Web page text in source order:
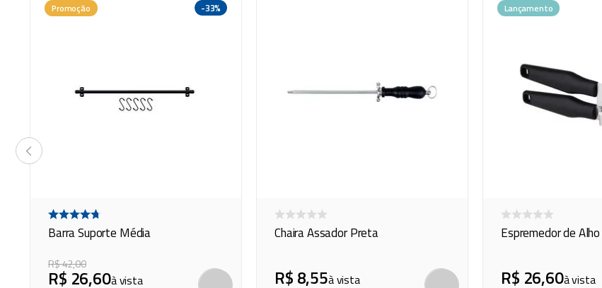
-33%
Promoção
Barra Suporte Média
R$42,00
R$ 26,60à vista
Chaira Assador Preta
R$ 8,55à vista
Lançamento
Espremedor de Alho
R$ 26,60à vista